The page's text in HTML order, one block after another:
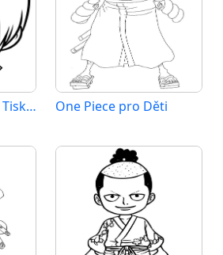
One Piece Zdarma Tisknutelné One Piece pro Děti